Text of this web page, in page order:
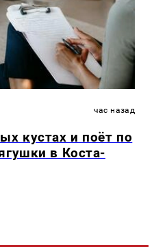
час назад
кустах и поёт по
в Коста-